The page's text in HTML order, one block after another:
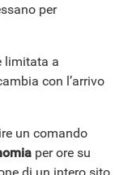
per
limitata a
con l’arrivo
un comando
per ore su
di un intero sito